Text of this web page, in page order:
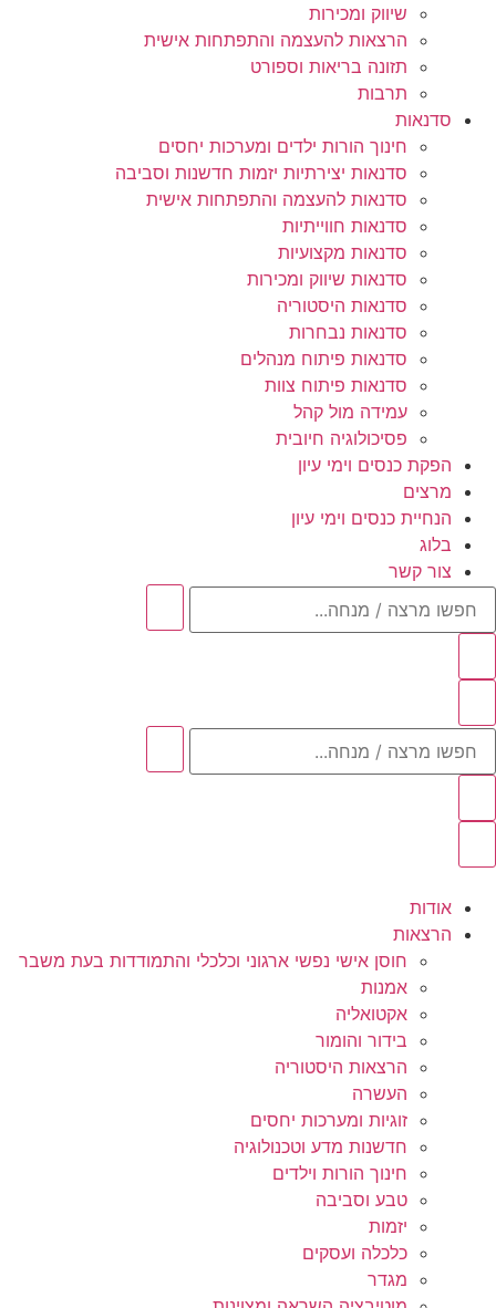
שיווק ומכירות
הרצאות להעצמה והתפתחות אישית
תזונה בריאות וספורט
תרבות
סדנאות
חינוך הורות ילדים ומערכות יחסים
סדנאות יצירתיות יזמות חדשנות וסביבה
סדנאות להעצמה והתפתחות אישית
סדנאות חווייתיות
סדנאות מקצועיות
סדנאות שיווק ומכירות
סדנאות היסטוריה
סדנאות נבחרות
סדנאות פיתוח מנהלים
סדנאות פיתוח צוות
עמידה מול קהל
פסיכולוגיה חיובית
הפקת כנסים וימי עיון
מרצים
הנחיית כנסים וימי עיון
בלוג
צור קשר
חפשו
מרצה
/
חפשו
מרצה
/
אודות
הרצאות
חוסן אישי נפשי ארגוני וכלכלי והתמודדות בעת משבר
אמנות
אקטואליה
בידור והומור
הרצאות היסטוריה
העשרה
זוגיות ומערכות יחסים
חדשנות מדע וטכנולוגיה
חינוך הורות וילדים
טבע וסביבה
יזמות
כלכלה ועסקים
מגדר